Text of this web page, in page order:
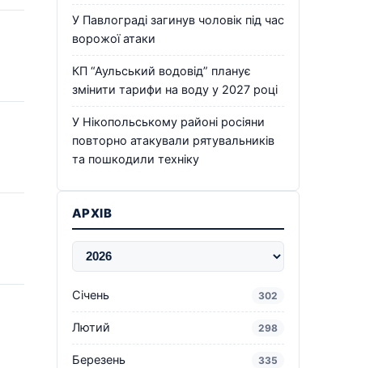
У Павлограді загинув чоловік під час
ворожої атаки
КП “Аульський водовід” планує
змінити тарифи на воду у 2027 році
У Нікопольському районі росіяни
повторно атакували рятувальників
та пошкодили техніку
АРХІВ
Січень 302
Лютий 298
Березень 335